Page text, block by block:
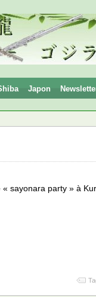
Japon
sayonara party » à